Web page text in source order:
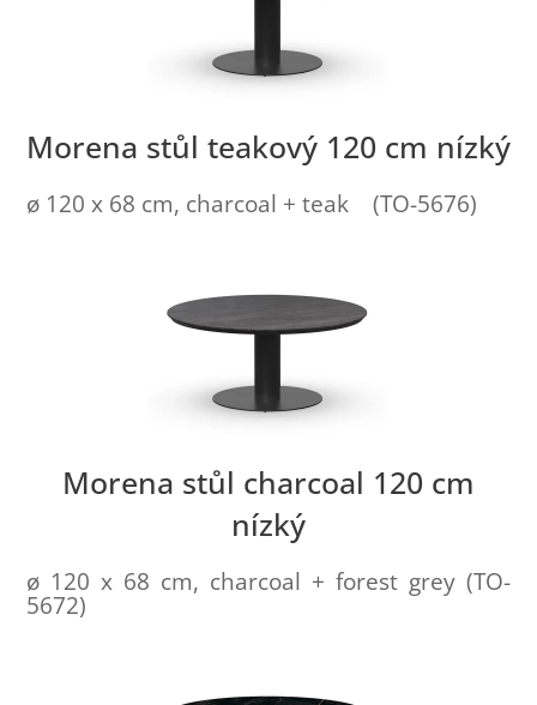
Morena stůl teakový 120 cm nízký
ø 120 x 68 cm, charcoal + teak (TO-5676)
Morena stůl charcoal 120 cm
nízký
ø 120 x 68 cm, charcoal + forest grey (TO-
5672)